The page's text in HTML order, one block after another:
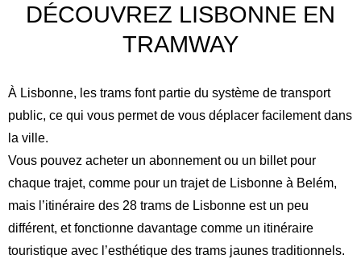
DÉCOUVREZ LISBONNE EN
TRAMWAY
À Lisbonne, les trams font partie du système de transport
public, ce qui vous permet de vous déplacer facilement dans
la ville.
Vous pouvez acheter un abonnement ou un billet pour
chaque trajet, comme pour un trajet de Lisbonne à Belém,
mais l’itinéraire des 28 trams de Lisbonne est un peu
différent, et fonctionne davantage comme un itinéraire
touristique avec l’esthétique des trams jaunes traditionnels.